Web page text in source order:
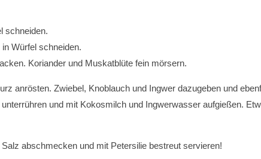
schneiden.
Würfel schneiden.
Koriander und Muskatblüte fein mörsern.
anrösten. Zwiebel, Knoblauch und Ingwer dazugeben und
und mit Kokosmilch und Ingwerwasser aufgießen.
abschmecken und mit Petersilie bestreut servieren!